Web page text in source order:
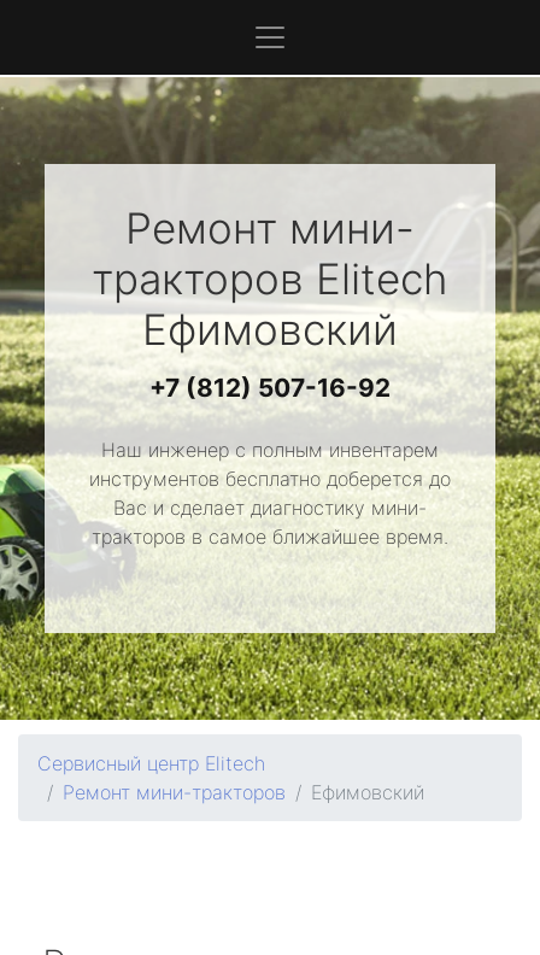
Ремонт мини-
тракторов Elitech
Ефимовский
+7 (812) 507-16-92
Наш инженер с полным инвентарем
инструментов бесплатно доберется до
Вас и сделает диагностику мини-
тракторов в самое ближайшее время.
Сервисный центр Elitech
Ремонт мини-тракторов
Ефимовский